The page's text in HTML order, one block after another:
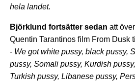
hela landet.
Björklund fortsätter sedan att
Quentin Tarantinos film From Dusk
- We got white pussy, black pussy,
pussy, Somali pussy, Kurdish
Turkish pussy, Libanese pussy,